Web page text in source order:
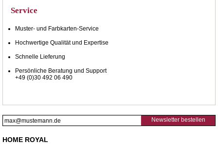
Service
Muster- und Farbkarten-Service
Hochwertige Qualität und Expertise
Schnelle Lieferung
Persönliche Beratung und Support
+49 (0)30 492 06 490
Newsletter bestellen
HOME ROYAL